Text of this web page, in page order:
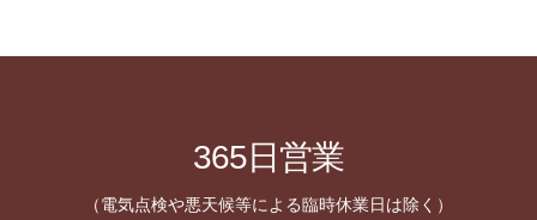
365日営業
（電気点検や悪天候等による臨時休業日は除く）